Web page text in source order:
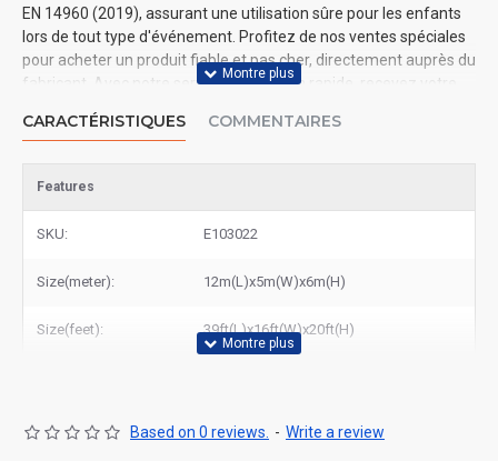
EN 14960 (2019), assurant une utilisation sûre pour les enfants
lors de tout type d'événement. Profitez de nos ventes spéciales
pour acheter un produit fiable et pas cher, directement auprès du
fabricant. Avec notre service de livraison rapide, recevez votre
notre site pour découvrir tous nos modèles ou contactez-nous
CARACTÉRISTIQUES COMMENTAIRES
Features
SKU: E103022
Size(meter): 12m(L)x5m(W)x6m(H)
Size(feet): 39ft(L)x16ft(W)x20ft(H)
Based on 0 reviews. - Write a review